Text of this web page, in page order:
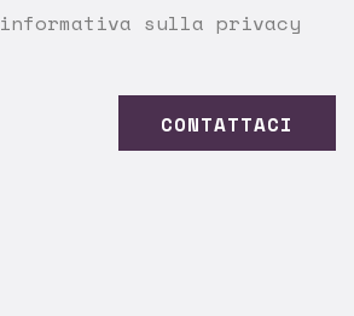
informativa sulla privacy